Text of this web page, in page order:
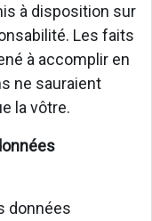
à disposition sur
Les faits
à accomplir en
ne sauraient
la vôtre.
données